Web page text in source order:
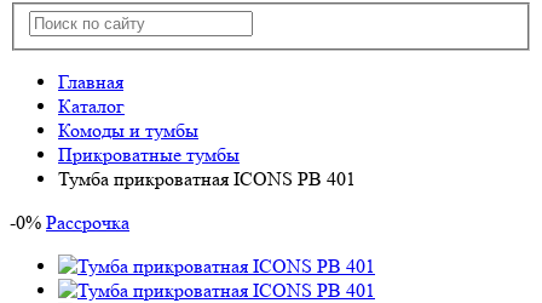
Главная
Каталог
Комоды и тумбы
Прикроватные тумбы
Тумба прикроватная ICONS РВ 401
-0% Рассрочка